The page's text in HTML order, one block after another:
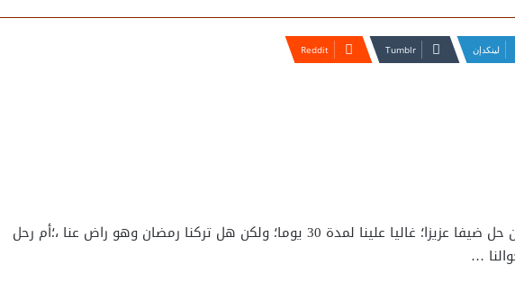
لينكدإن
فهاهو رمضان قد فارقنا بعد أن حل ضيفا عزيزا؛ غاليا علينا لمدة 30 يوما؛ ولكن هل تركنا رمضان وهو راض عنا ،؛أم رحل
…